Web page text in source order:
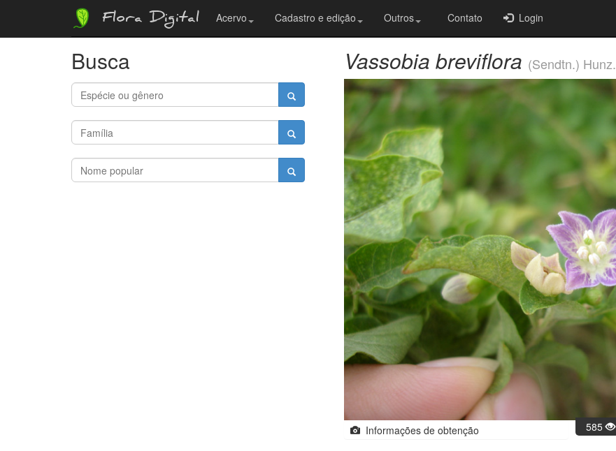
Flora Digital Acervo Cadastro e edição Outros Contato Login
Busca Vassobia breviflora (Sendtn.) Hunz.
Informações de obtenção 585